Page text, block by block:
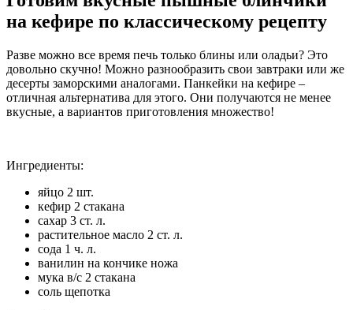
на кефире по классическому рецепту
Разве можно все время печь только блины или оладьи? Это
довольно скучно! Можно разнообразить свои завтраки или же
десерты заморскими аналогами. Панкейки на кефире –
отличная альтернатива для этого. Они получаются не менее
вкусные, а вариантов приготовления множество!
Ингредиенты:
яйцо 2 шт.
кефир 2 стакана
сахар 3 ст. л.
растительное масло 2 ст. л.
сода 1 ч. л.
ванилин на кончике ножа
мука в/с 2 стакана
соль щепотка